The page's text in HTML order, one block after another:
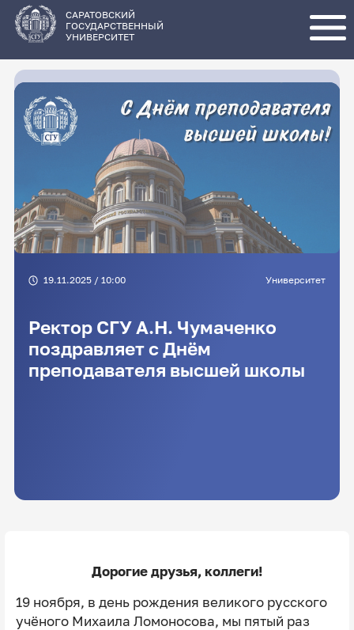
основному
содержанию
САРАТОВСКИЙ
ГОСУДАРСТВЕННЫЙ
УНИВЕРСИТЕТ
19.11.2025 / 10:00 Университет
Ректор СГУ А.Н. Чумаченко
поздравляет с Днём
преподавателя высшей школы
Дорогие друзья, коллеги!
19 ноября, в день рождения великого русского
учёного Михаила Ломоносова, мы пятый раз